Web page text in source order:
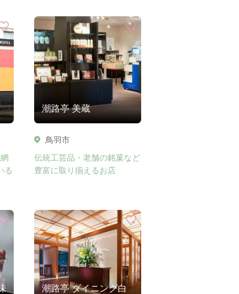
る
潮路亭 美蔵
鳥羽市
伝統工芸品・老舗の銘菓など
豊富に取り揃えるお店
潮路亭 ダイニング白